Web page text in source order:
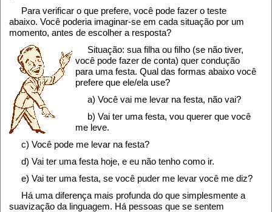
Para verificar o que prefere, você pode fazer o teste
abaixo. Você poderia imaginar-se em cada situação por um
momento, antes de escolher a resposta?
Situação: sua filha ou filho (se não tiver,
você pode fazer de conta) quer condução
para uma festa. Qual das formas abaixo você
prefere que ele/ela use?
a) Você vai me levar na festa, não vai?
b) Vai ter uma festa, vou querer que você
me leve.
c) Você pode me levar na festa?
d) Vai ter uma festa hoje, e eu não tenho como ir.
e) Vai ter uma festa, se você puder me levar você me diz?
Há uma diferença mais profunda do que simplesmente a
suavização da linguagem. Há pessoas que se sentem